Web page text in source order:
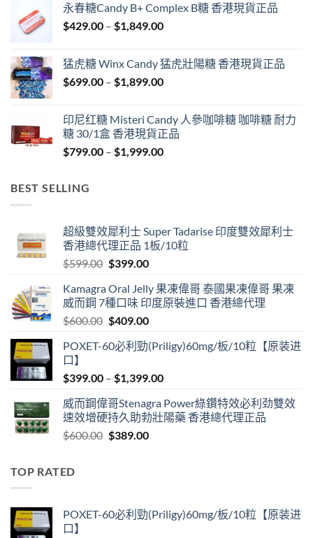
through
$1,999.00
永春糖Candy B+ Complex B糖 香港現貨正品
$429.00 – $1,849.00Price
through
$1,849.00
猛虎糖 Winx Candy 猛虎壯陽糖 香港現貨正品
$699.00 – $1,899.00Price
through
$1,899.00
印尼红糖 Misteri Candy 人參咖啡糖 咖啡糖 耐力
糖 30/1盒 香港現貨正品
$799.00 – $1,999.00Price
BEST SELLING
超級雙效犀利士 Super Tadarise 印度雙效犀利士
香港總代理正品 1板/10粒
$599.00 Original
was:
$599.00.
$399.00Current
is:
$399.00.
Kamagra Oral Jelly 果凍偉哥 泰國果凍偉哥 果凍
威而鋼 7種口味 印度原裝進口 香港總代理
$600.00 Original
was:
$409.00Current
is:
POXET-60必利勁(Priligy)60mg/板/10粒【原装进
口】
$399.00 – $1,399.00Price
$399.00
through
威而鋼偉哥Stenagra Power綠鑽特效必利劲雙效
速效增硬持久助勃壯陽藥 香港總代理正品
$600.00 Original
$389.00Current
TOP RATED
POXET-60必利勁(Priligy)60mg/板/10粒【原装进
口】